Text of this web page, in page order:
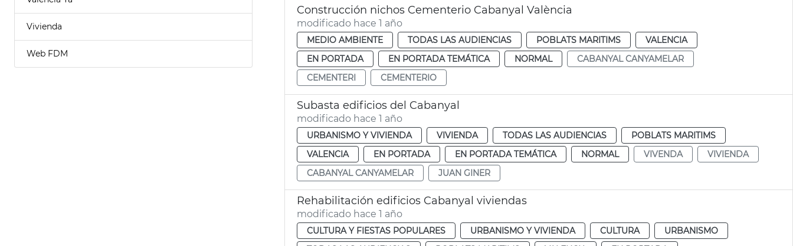
Vivienda
Web FDM
Construcción nichos Cementerio Cabanyal València
modificado hace 1 año
MEDIO AMBIENTE TODAS LAS AUDIENCIAS POBLATS MARITIMS
VALENCIA
EN PORTADA
EN PORTADA TEMÁTICA NORMAL
CABANYAL CANYAMELAR
CEMENTERI
CEMENTERIO
Subasta edificios del Cabanyal
modificado hace 1 año
URBANISMO Y VIVIENDA VIVIENDA TODAS LAS AUDIENCIAS
POBLATS MARITIMS
VALENCIA
EN PORTADA EN PORTADA TEMÁTICA NORMAL VIVENDA
VIVIENDA
CABANYAL CANYAMELAR
JUAN GINER
Rehabilitación edificios Cabanyal viviendas
modificado hace 1 año
CULTURA Y FIESTAS POPULARES URBANISMO Y VIVIENDA CULTURA
URBANISMO